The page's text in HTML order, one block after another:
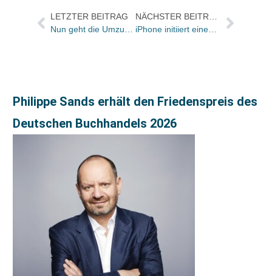
LETZTER BEITRAG
Nun geht die Umzugsdebatte doch weiter
NÄCHSTER BEITRAG
iPhone initiiert einen neuen Markt: Droemer Knaur bietet ab sofort Spitzentitel zum Download an/ Ralf Müller jetzt im Interview
Philippe Sands erhält den Friedenspreis des
Deutschen Buchhandels 2026